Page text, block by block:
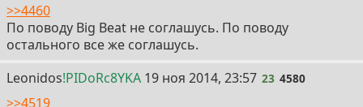
>>4460
По поводу Big Beat не соглашусь. По поводу
остального все же соглашусь.
Leonidos!PIDoRc8YKA 23
19 ноя 2014, 23:57 23 4580
>>4519